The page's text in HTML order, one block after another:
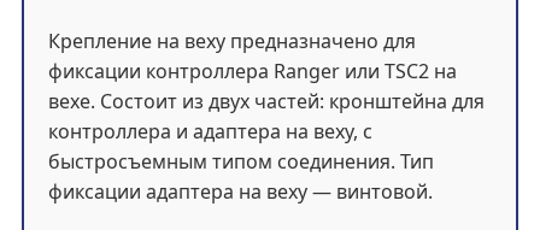
Крепление на веху предназначено для
фиксации контроллера Ranger или TSC2 на
вехе. Состоит из двух частей: кронштейна для
контроллера и адаптера на веху, с
быстросъемным типом соединения. Тип
фиксации адаптера на веху — винтовой.